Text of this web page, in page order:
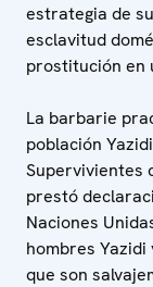
estrategia de
esclavitud
prostitución en
La barbarie
población
Supervivientes
prestó
Naciones
hombres
que son